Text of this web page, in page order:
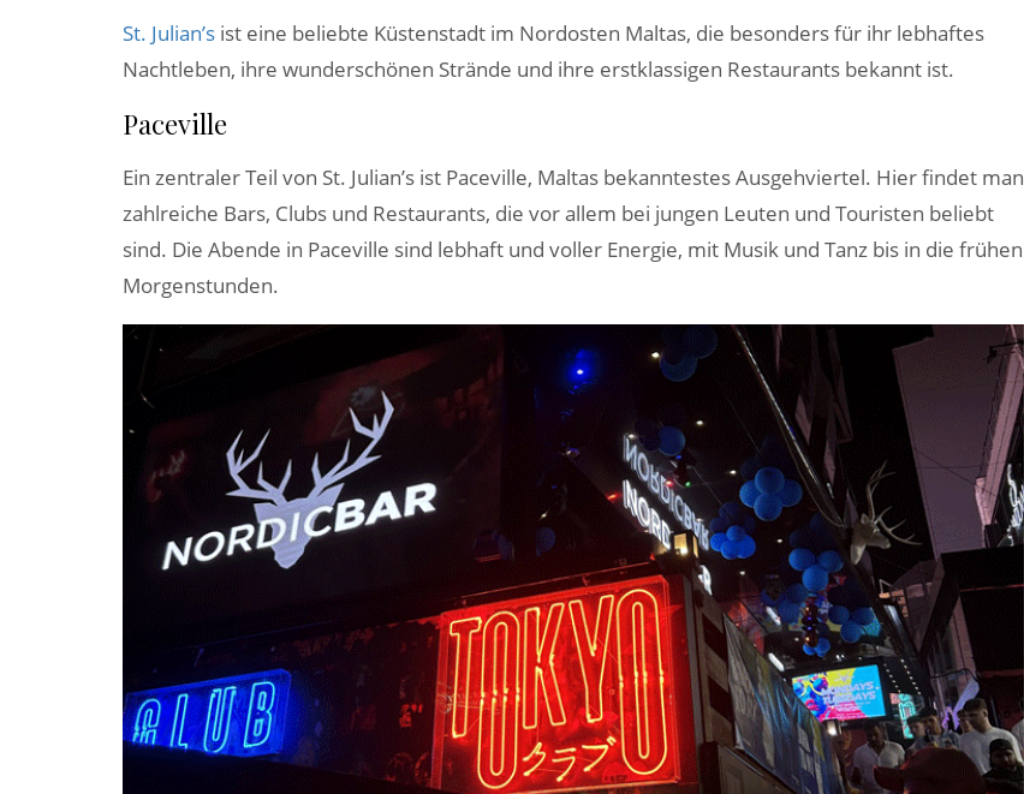
St. Julian’s ist eine beliebte Küstenstadt im Nordosten Maltas, die besonders für ihr lebhaftes
Nachtleben, ihre wunderschönen Strände und ihre erstklassigen Restaurants bekannt ist.
Paceville
Ein zentraler Teil von St. Julian’s ist Paceville, Maltas bekanntestes Ausgehviertel. Hier findet man
zahlreiche Bars, Clubs und Restaurants, die vor allem bei jungen Leuten und Touristen beliebt
sind. Die Abende in Paceville sind lebhaft und voller Energie, mit Musik und Tanz bis in die frühen
Morgenstunden.